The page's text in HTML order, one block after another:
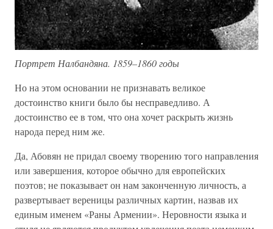
Портрет Налбандяна. 1859–1860 годы
Но на этом основании не признавать великое
достоинство книги было бы несправедливо. А
достоинство ее в том, что она хочет раскрыть жизнь
народа перед ним же.
Да, Абовян не придал своему творению того направления
или завершения, которое обычно для европейских
поэтов; не показывает он нам законченную личность, а
развертывает вереницы различных картин, назвав их
единым именем «Раны Армении». Неровности языка и